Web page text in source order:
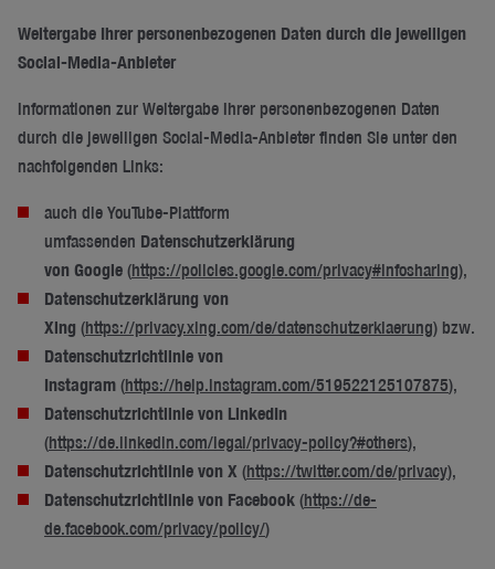
Weitergabe Ihrer personenbezogenen Daten durch die jeweiligen
Social-Media-Anbieter
Informationen zur Weitergabe Ihrer personenbezogenen Daten
durch die jeweiligen Social-Media-Anbieter finden Sie unter den
nachfolgenden Links:
auch die YouTube-Plattform
umfassenden Datenschutzerklärung
von Google (https://policies.google.com/privacy#infosharing),
Datenschutzerklärung von
Xing (https://privacy.xing.com/de/datenschutzerklaerung) bzw.
Datenschutzrichtlinie von
Instagram (https://help.instagram.com/519522125107875),
Datenschutzrichtlinie von LinkedIn
(https://de.linkedin.com/legal/privacy-policy?#others),
Datenschutzrichtlinie von X (https://twitter.com/de/privacy),
Datenschutzrichtlinie von Facebook (https://de-
de.facebook.com/privacy/policy/)